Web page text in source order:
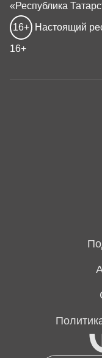
«Республика
16+ Настоящий
16+